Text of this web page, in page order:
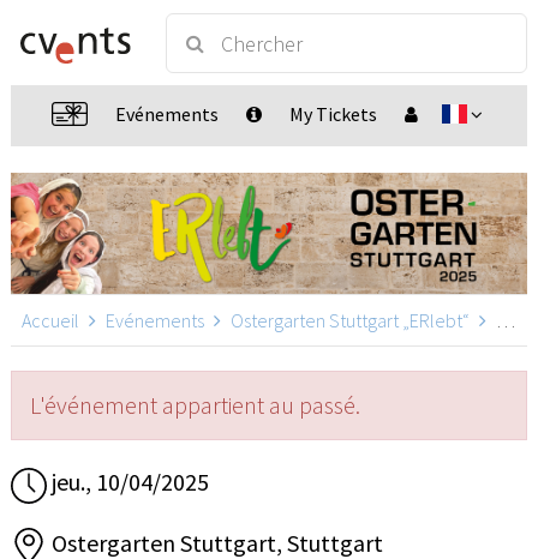
Evénements My Tickets
Accueil Evénements Ostergarten Stuttgart „ERlebt“
L'événement appartient au passé.
jeu., 10/04/2025
Ostergarten Stuttgart, Stuttgart